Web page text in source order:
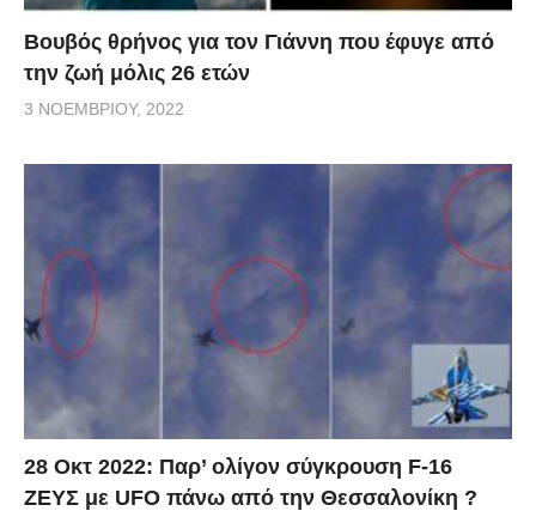
Βουβός θρήνος για τον Γιάννη που έφυγε από
την ζωή μόλις 26 ετών
3 ΝΟΕΜΒΡΊΟΥ, 2022
28 Οκτ 2022: Παρ’ ολίγον σύγκρουση F-16
ΖΕΥΣ με UFO πάνω από την Θεσσαλονίκη ?